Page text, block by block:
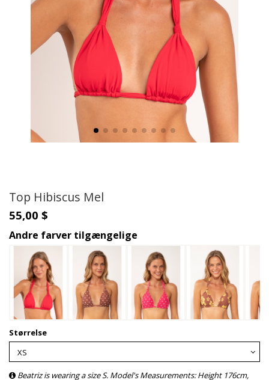
Top Hibiscus Mel
55,00 $
Andre farver tilgængelige
Størrelse
Beatriz is wearing a size S. Model's Measurements: Height 176cm,